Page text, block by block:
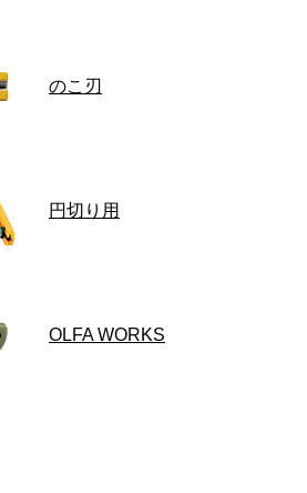
のこ刃
円切り用
OLFA WORKS